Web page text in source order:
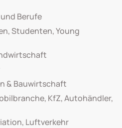
Berufe
Studenten, Young
& Bauwirtschaft
KfZ, Autohändler,
Luftverkehr